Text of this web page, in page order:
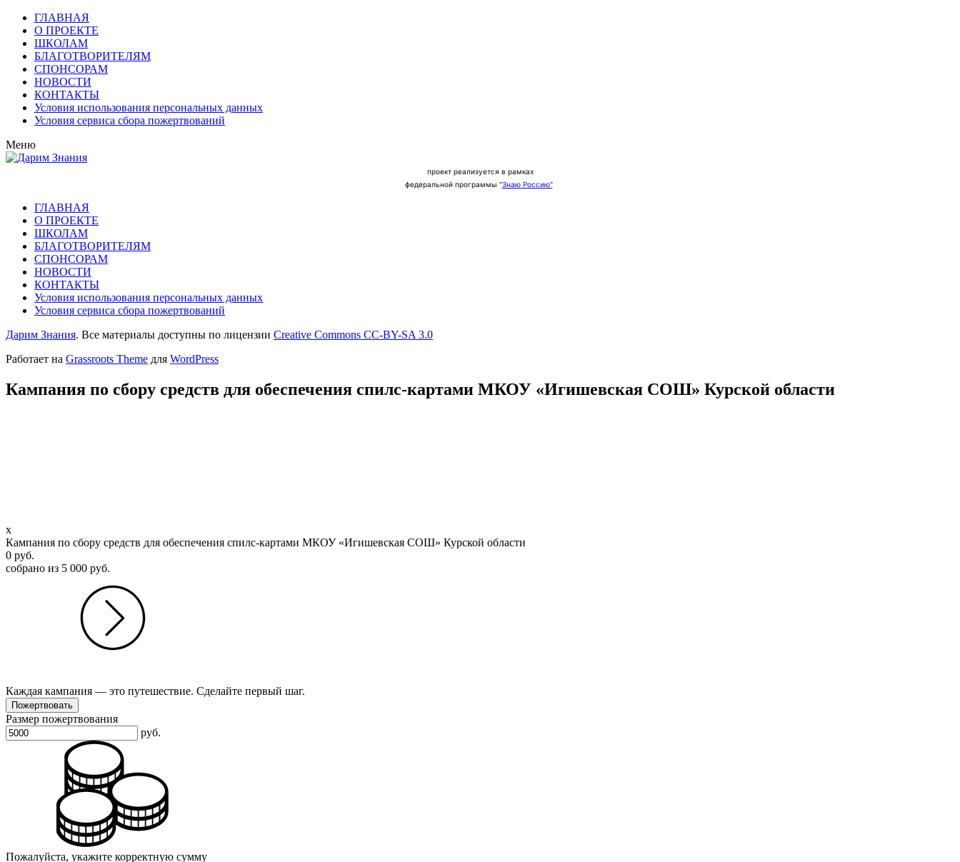
ГЛАВНАЯ
О ПРОЕКТЕ
ШКОЛАМ
БЛАГОТВОРИТЕЛЯМ
СПОНСОРАМ
НОВОСТИ
КОНТАКТЫ
Условия использования персональных данных
Условия сервиса сбора пожертвований
Меню
проект реализуется в рамках
федеральной программы "Знаю Россию"
ГЛАВНАЯ
О ПРОЕКТЕ
ШКОЛАМ
БЛАГОТВОРИТЕЛЯМ
СПОНСОРАМ
НОВОСТИ
КОНТАКТЫ
Условия использования персональных данных
Условия сервиса сбора пожертвований
Дарим Знания. Все материалы доступны по лицензии Creative Commons СС-BY-SA 3.0
Работает на Grassroots Theme для WordPress
Кампания по сбору средств для обеспечения спилс-картами МКОУ «Игишевская СОШ» Курской области
x
Кампания по сбору средств для обеспечения спилс-картами МКОУ «Игишевская СОШ» Курской области
0 руб.
собрано из 5 000 руб.
Каждая кампания — это путешествие. Сделайте первый шаг.
Пожертвовать
Размер пожертвования
руб.
Пожалуйста, укажите корректную сумму